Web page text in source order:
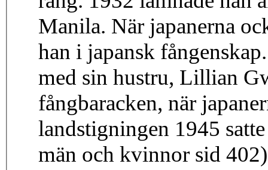
Manila. När japanerna
han i japansk
med sin hustru, Lillian
fångbaracken, när
landstigningen 1945
män och kvinnor sid